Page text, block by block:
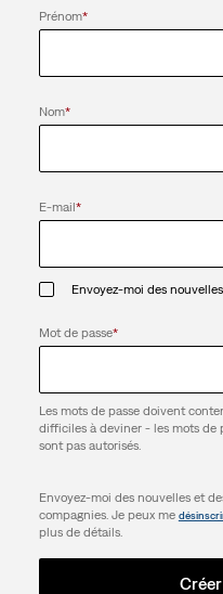
Prénom*
Nom*
E-mail*
Envoyez-moi des
Mot de passe*
Les mots de passe doivent
difficiles à deviner - les mots de
sont pas autorisés.
Envoyez-moi des nouvelles et
compagnies. Je peux me
plus de détails.